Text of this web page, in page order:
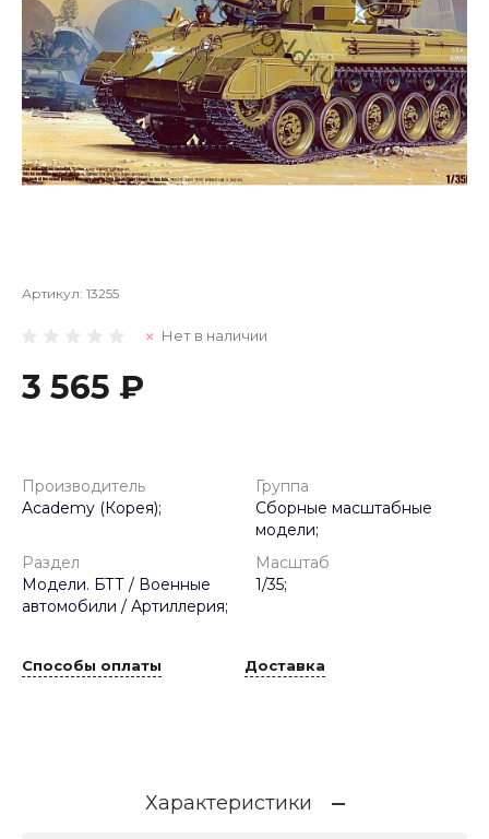
Артикул: 13255
Нет в наличии
3 565 ₽
Производитель
Academy (Корея);
Группа
Сборные масштабные
модели;
Раздел
Модели. БТТ / Военные
автомобили / Артиллерия;
Масштаб
1/35;
Способы оплаты Доставка
Характеристики